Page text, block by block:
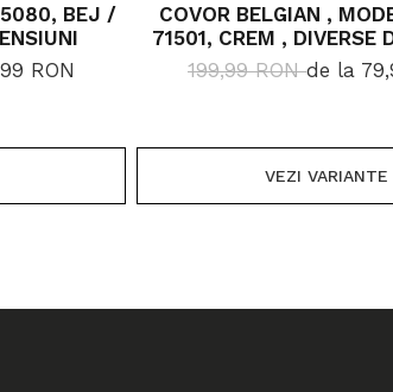
BEJ /
RON
COVOR BELGIAN ,
71501, CREM , DIVERSE
199,99 RONde la
VEZI VARIANTE